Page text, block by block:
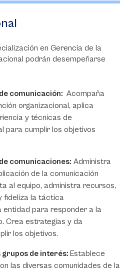
en Gerencia de la
podrán desempeñarse
comunicación: Acompaña
organizacional, aplica
y técnicas de
para cumplir los objetivos
comunicaciones: Administra
de la comunicación
al equipo, administra recursos,
fideliza la táctica
entidad para responder a la
Crea estrategias y da
los objetivos.
grupos de interés: Establece
las diversas comunidades de la